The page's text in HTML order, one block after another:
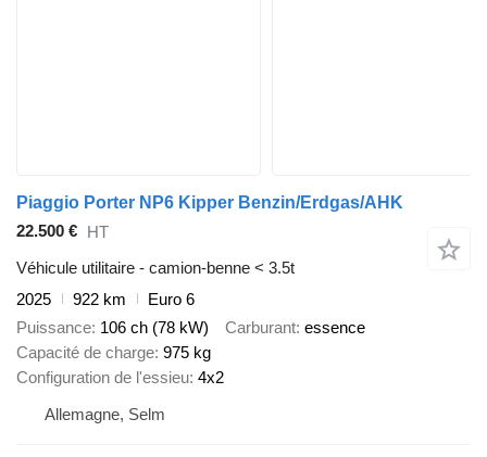
Piaggio Porter NP6 Kipper Benzin/Erdgas/AHK
22.500 € HT
Véhicule utilitaire - camion-benne < 3.5t
2025
922 km
Euro 6
Puissance 106 ch (78 kW) Carburant essence
Capacité de charge 975 kg
Configuration de l'essieu 4x2
Allemagne, Selm